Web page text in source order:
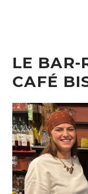
LE BAR-
CAFÉ